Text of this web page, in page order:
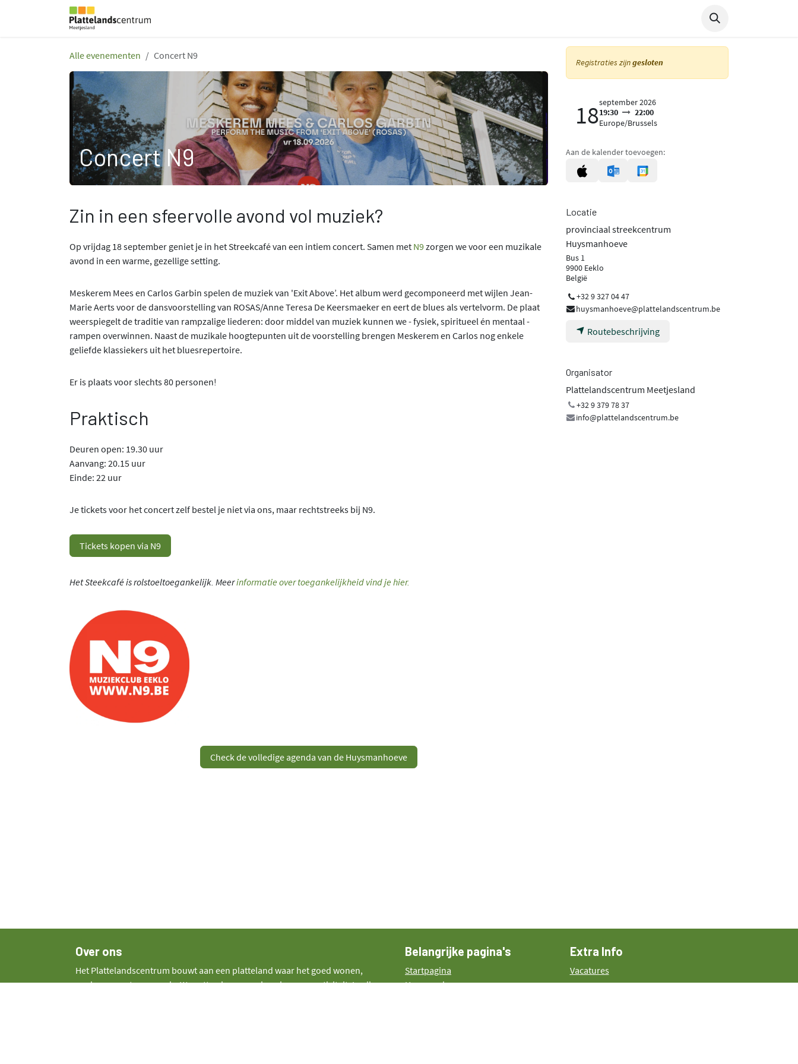
Overslaan naar inhoud
Alle evenementen Concert N9
Concert N9
Zin in een sfeervolle avond vol muziek?
Op vrijdag 18 september geniet je in het Streekcafé van een intiem concert. Samen met N9 zorgen we voor een muzikale
avond in een warme, gezellige setting.
Meskerem Mees en Carlos Garbin spelen de muziek van 'Exit Above’. Het album werd gecomponeerd met wijlen Jean-
Marie Aerts voor de dansvoorstelling van ROSAS/Anne Teresa De Keersmaeker en eert de blues als vertelvorm. De plaat
weerspiegelt de traditie van rampzalige liederen: door middel van muziek kunnen we - fysiek, spiritueel én mentaal -
rampen overwinnen. Naast de muzikale hoogtepunten uit de voorstelling brengen Meskerem en Carlos nog enkele
geliefde klassiekers uit het bluesrepertoire.
Er is plaats voor slechts 80 personen!
Praktisch
Deuren open: 19.30 uur
Aanvang: 20.15 uur
Einde: 22 uur
Je tickets voor het concert zelf bestel je niet via ons, maar rechtstreeks bij N9.
Tickets kopen via N9
Het Steekcafé is rolstoeltoegankelijk. Meerinformatie over toegankelijkheid vind je hier.
Check de volledige agenda van de Huysmanhoeve
Registraties zijngesloten
18september 2026
19:30
22:00
Europe/Brussels
Aan de kalender toevoegen:
Locatie
provinciaal streekcentrum
Huysmanhoeve
Bus 1
9900 Eeklo
België
+32 9 327 04 47
huysmanhoeve@plattelandscentrum.be
Routebeschrijving
Organisator
Plattelandscentrum Meetjesland
+32 9 379 78 37
info@plattelandscentrum.be
Belangrijke pagina's
Startpagina
Huysmanhoeve
Extra Info
Vacatures
Over ons
Het Plattelandscentrum bouwt aan een platteland waar het goed wonen,
werken en ontspannen is. We zetten in op vernieuwing en creativiteit. In alles